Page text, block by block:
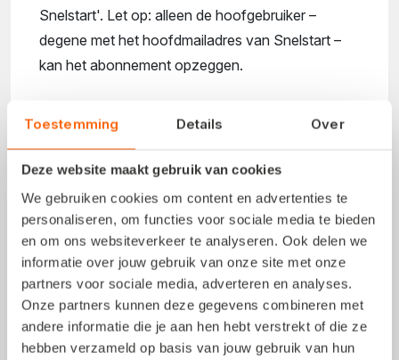
Toestemming Details Over
Deze website maakt gebruik van cookies
We gebruiken cookies om content en advertenties te
personaliseren, om functies voor sociale media te bieden
en om ons websiteverkeer te analyseren. Ook delen we
informatie over jouw gebruik van onze site met onze
partners voor sociale media, adverteren en analyses.
Onze partners kunnen deze gegevens combineren met
andere informatie die je aan hen hebt verstrekt of die ze
hebben verzameld op basis van jouw gebruik van hun
Snelstart'. Let op: alleen de hoofgebruiker –
degene met het hoofdmailadres van Snelstart –
kan het abonnement opzeggen.
💻 Log in op 'Mijn Snelstart' via onderstaande
✏️ Klik op 'Wijzig' bij je abonnement
❌ Rechtsboven zie je de optie 'Abonnement
opzeggen'
✅ Volg de stappen om de opzegging af te ronden
Inloggen in 'Mijn Snelstart'